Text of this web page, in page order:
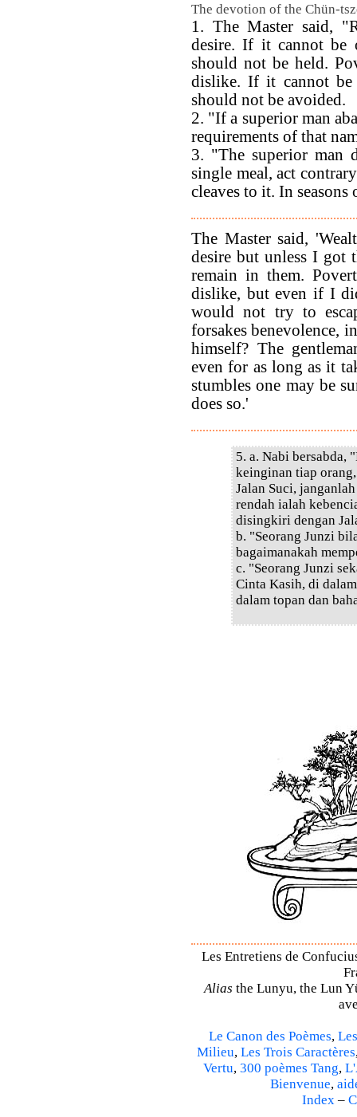
The devotion of the Chün-
1. The Master said,
desire. If it cannot be
should not be held.
dislike. If it cannot be
should not be avoided.
2. "If a superior man
requirements of that
3. "The superior man
single meal, act
cleaves to it. In
The Master said,
desire but unless I
remain in them.
dislike, but even if I
would not try to
forsakes benevolence,
himself? The
even for as long as it
stumbles one may be
does so.'
5. a. Nabi bersabda,
keinginan tiap
Jalan Suci,
rendah ialah
disingkiri dengan
b. "Seorang Junzi
bagaimanakah
c. "Seorang Junzi
Cinta Kasih, di
dalam topan dan
Les Entretiens de
Alias the Lunyu, the Lun
Le Canon des Poèmes,
Milieu, Les Trois Caractères
Vertu, 300 poèmes Tang,
Bienvenue,
Index –